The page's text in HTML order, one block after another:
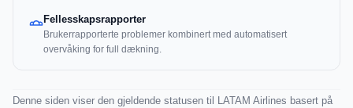
Fellesskapsrapporter
Brukerrapporterte problemer kombinert med automatisert
overvåking for full dækning.
Denne siden viser den gjeldende statusen til LATAM Airlines basert på